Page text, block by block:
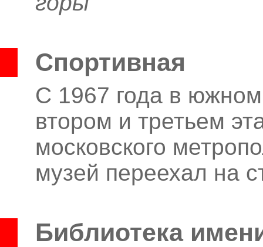
Спортивная
С 1967 года в
втором и третьем
московского
музей переехал на
Библиотека